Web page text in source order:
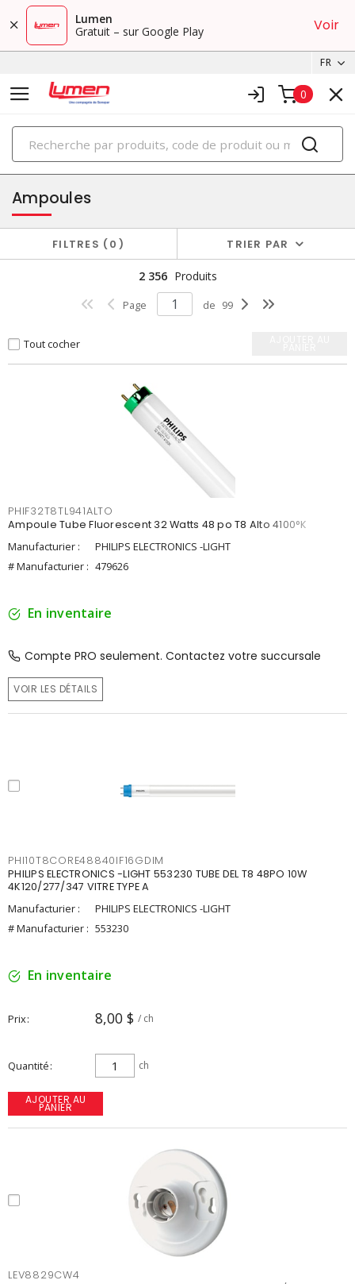
Lumen
Gratuit – sur Google Play
Voir
FR
0
PRODUITS
éclairage
Ampoules
FILTRES 0 TRIER PAR
2 356 Produits
Page de 99
Tout cocher
PHIF32T8TL941ALTO
Ampoule Tube Fluorescent 32 Watts 48 po T8 Alto 4100°K
Manufacturier :
PHILIPS ELECTRONICS -LIGHT
# Manufacturier : 479626
En inventaire
Compte PRO seulement. Contactez votre succursale
VOIR LES DÉTAILS
PHI10T8CORE48840IF16GDIM
PHILIPS ELECTRONICS -LIGHT 553230 TUBE DEL T8 48PO 10W
4K120/277/347 VITRE TYPE A
Manufacturier :
PHILIPS ELECTRONICS -LIGHT
# Manufacturier : 553230
En inventaire
Prix 8,00 $ / ch
Quantité ch
AJOUTER AU
PANIER
LEV8829CW4